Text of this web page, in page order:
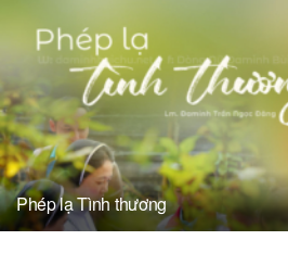
Phép lạ Tình thương